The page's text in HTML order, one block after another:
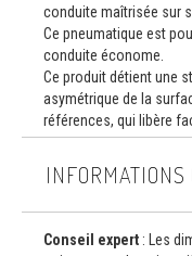
conduite maîtrisée sur
Ce pneumatique est
conduite économe.
Ce produit détient une
asymétrique de la
références, qui libère
Conseil expert : Les